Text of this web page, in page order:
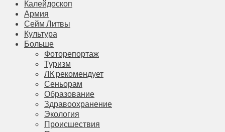
Калейдоскоп
Армия
Сейм Литвы
Культура
Больше
Фоторепортаж
Туризм
ЛК рекомендует
Сеньорам
Образование
Здравоохранение
Экология
Происшествия